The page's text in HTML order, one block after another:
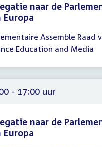
naar de
Europa
Assemble Raad
Education and Media
- 17:00 uur
naar de
Europa